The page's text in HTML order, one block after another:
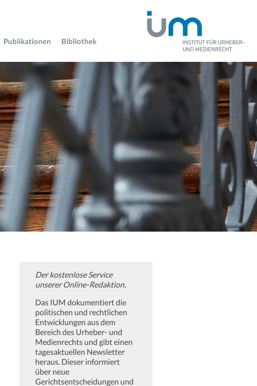
Publikationen Bibliothek
Der kostenlose Service
unserer Online-Redaktion.
Das IUM dokumentiert die
politischen und rechtlichen
Entwicklungen aus dem
Bereich des Urheber- und
Medienrechts und gibt einen
tagesaktuellen Newsletter
heraus. Dieser informiert
über neue
Gerichtsentscheidungen und